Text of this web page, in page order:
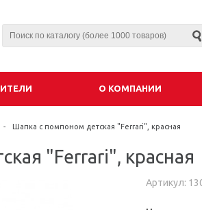
О КОМПАНИИ
- Шапка с помпоном детская "Ferrari", красная
"Ferrari", красная
Артикул: